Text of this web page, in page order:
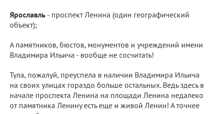
Ярославль - проспект Ленина (один географический
объект);
А памятников, бюстов, монументов и учреждений имени
Владимира Ильича - вообще не сосчитать!
Тула, пожалуй, преуспела в наличии Владимира Ильича
на своих улицах гораздо больше остальных. Ведь здесь в
начале проспекта Ленина на площади Ленина недалеко
от памятника Ленину есть еще и живой Ленин! А точнее